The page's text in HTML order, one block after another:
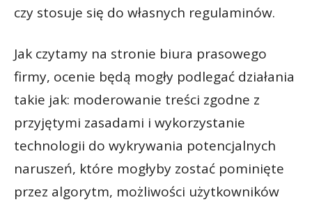
czy stosuje się do własnych regulaminów.
Jak czytamy na stronie biura prasowego
firmy, ocenie będą mogły podlegać działania
takie jak: moderowanie treści zgodne z
przyjętymi zasadami i wykorzystanie
technologii do wykrywania potencjalnych
naruszeń, które mogłyby zostać pominięte
przez algorytm, możliwości użytkowników